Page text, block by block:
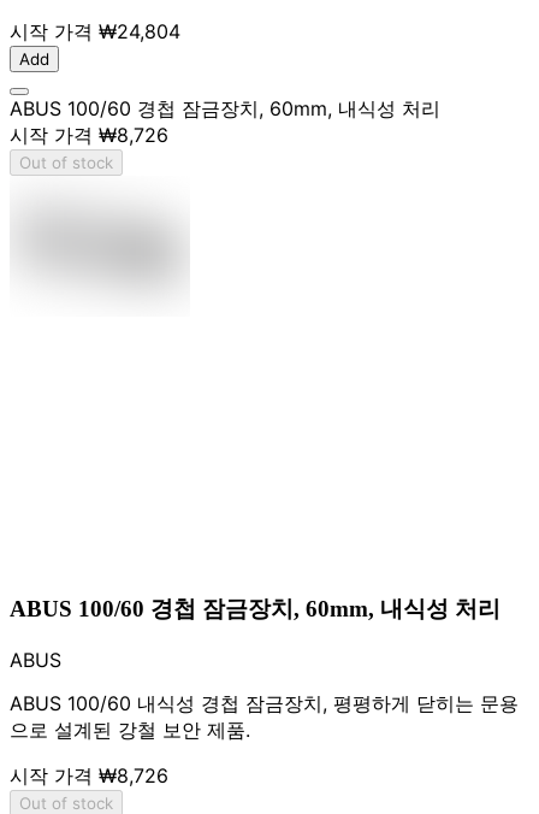
시작 가격 ₩24,804
Add
ABUS 100/60 경첩 잠금장치, 60mm, 내식성 처리
시작 가격 ₩8,726
Out of stock
ABUS 100/60 경첩 잠금장치, 60mm, 내식성 처리
ABUS
ABUS 100/60 내식성 경첩 잠금장치, 평평하게 닫히는 문용
으로 설계된 강철 보안 제품.
시작 가격 ₩8,726
Out of stock